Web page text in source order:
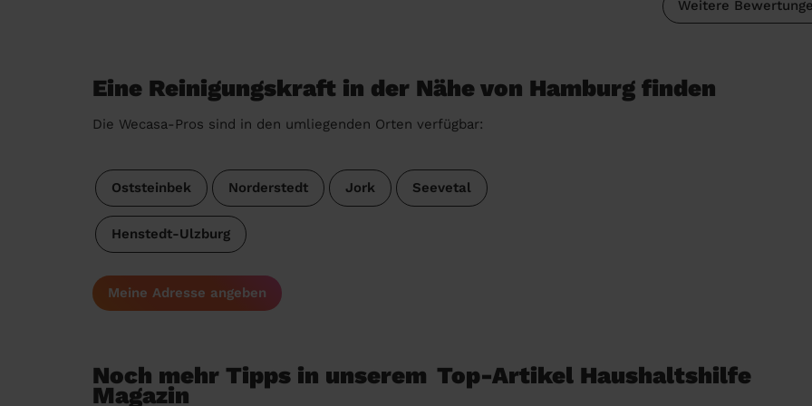
Weitere
Eine Reinigungskraft in der Nähe von Hamburg finden
Die Wecasa-Pros sind in den umliegenden Orten verfügbar:
Oststeinbek Norderstedt Jork Seevetal
Henstedt-Ulzburg
Meine Adresse angeben
Noch mehr Tipps in unserem
Magazin
Top-Artikel Haushaltshilfe